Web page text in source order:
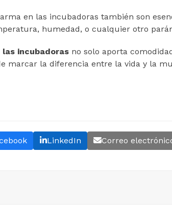
en las incubadoras también son
humedad, o cualquier otro
incubadoras no solo aporta
marcar la diferencia entre la vida y la
LinkedIn Correo